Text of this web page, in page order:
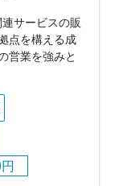
サービスの販
点を構える成
営業を強みと